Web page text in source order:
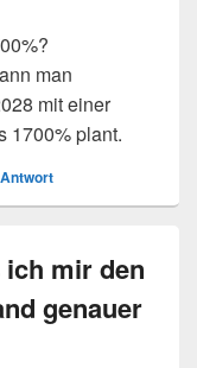
man
mit einer
1700% plant.
mir den
genauer